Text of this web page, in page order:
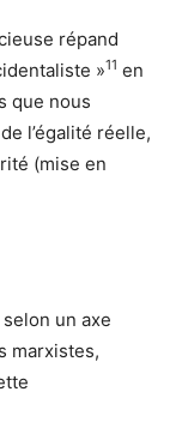
répand
»11 en
que nous
l’égalité réelle,
(mise en
un axe
marxistes,